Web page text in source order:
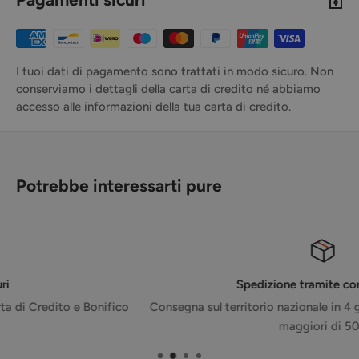
I tuoi dati di pagamento sono trattati in modo sicuro. Non
conserviamo i dettagli della carta di credito né abbiamo
accesso alle informazioni della tua carta di credito.
Potrebbe interessarti pure
Spedizione tramite corriere GLS
Consegna sul territorio nazionale in 4 giorni - Gratuita per